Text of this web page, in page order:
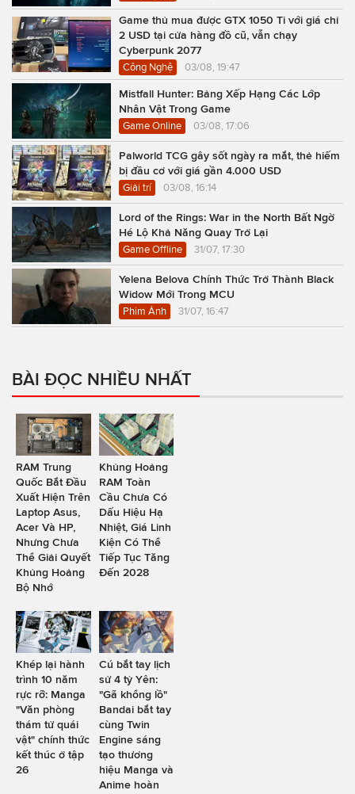
Game thủ mua được GTX 1050 Ti với giá chỉ
2 USD tại cửa hàng đồ cũ, vẫn chạy
Cyberpunk 2077
Công Nghệ 03/08, 19:47
Mistfall Hunter: Bảng Xếp Hạng Các Lớp
Nhân Vật Trong Game
Game Online 03/08, 17:06
Palworld TCG gây sốt ngày ra mắt, thẻ hiếm
bị đầu cơ với giá gần 4.000 USD
Giải trí 03/08, 16:14
Lord of the Rings: War in the North Bất Ngờ
Hé Lộ Khả Năng Quay Trở Lại
Game Offline 31/07, 17:30
Yelena Belova Chính Thức Trở Thành Black
Widow Mới Trong MCU
Phim Ảnh 31/07, 16:47
BÀI ĐỌC NHIỀU NHẤT
RAM Trung
Quốc Bắt Đầu
Xuất Hiện Trên
Laptop Asus,
Acer Và HP,
Nhưng Chưa
Thể Giải Quyết
Khủng Hoảng
Bộ Nhớ
Khủng Hoảng
RAM Toàn
Cầu Chưa Có
Dấu Hiệu Hạ
Nhiệt, Giá Linh
Kiện Có Thể
Tiếp Tục Tăng
Đến 2028
Khép lại hành
trình 10 năm
rực rỡ: Manga
"Văn phòng
thám tử quái
vật" chính thức
kết thúc ở tập
26
Cú bắt tay lịch
sử 4 tỷ Yên:
"Gã khổng lồ"
Bandai bắt tay
cùng Twin
Engine sáng
tạo thương
hiệu Manga và
Anime hoàn